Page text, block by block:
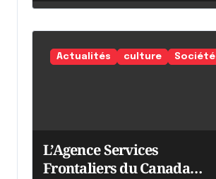
Actualités culture Société
L’Agence Services
Frontaliers du Canada